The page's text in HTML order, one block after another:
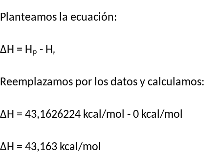
Planteamos la ecuación:
ΔH = Hₚ - Hᵣ
Reemplazamos por los datos y calculamos:
ΔH = 43,1626224 kcal/mol - 0 kcal/mol
ΔH = 43,163 kcal/mol